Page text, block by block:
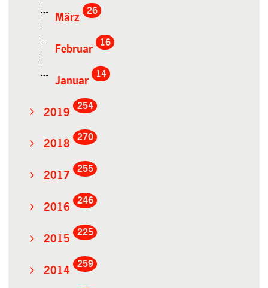
März
26
Februar
16
Januar
14
2019
254
2018
270
2017
255
2016
246
2015
225
2014
259